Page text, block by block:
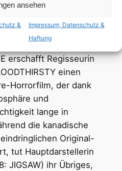
ansehen
&
Impressum, Datenschutz &
Haftung
den Wäldern
langsam
in ihr steckt…
erschafft Regisseurin
einen
Horrorfilm, der dank
und
lange in
die kanadische
Original-
tut Hauptdarstellerin
JIGSAW) ihr Übriges,